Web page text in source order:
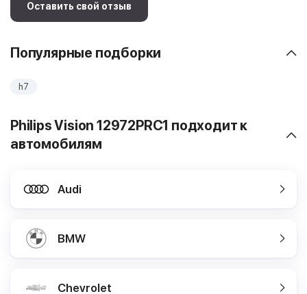
Оставить свой отзыв
Популярные подборки
h7
Philips Vision 12972PRC1 подходит к
автомобилям
Audi
BMW
Chevrolet